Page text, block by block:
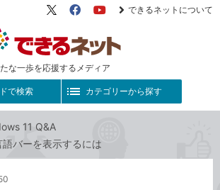
な一歩を応援するメディア
X（旧
FacebookYouTube
できるネットについて
で検索 カテゴリーから探す
11 Q&A
バーを表示するには